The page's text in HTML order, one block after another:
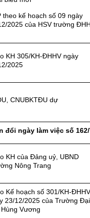
theo kế hoạch số 09 ngày
2025 của HSV trường
KH 305/KH-ĐHHV ngày
2025
CNUBKTĐU dự
ngày làm việc số 162/
KH của Đảng uỷ, UBND
Nông Trang
Kế hoạch số 301/KH-ĐHHV
23/12/2025 của Trường Đại
Hùng Vương